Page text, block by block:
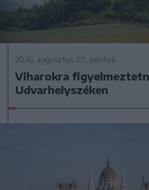
2026. augusztus 07., péntek
Viharokra
Udvarhelyszéken